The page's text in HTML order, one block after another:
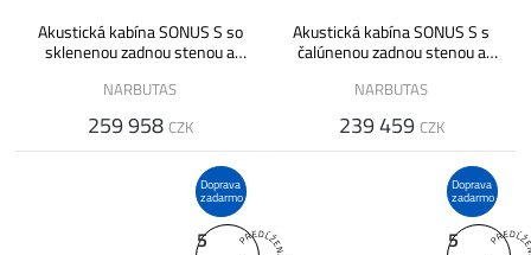
Akustická kabína SONUS S so
sklenenou zadnou stenou a
NARBUTAS
259 958 CZK
Akustická kabína SONUS S s
čalúnenou zadnou stenou a
NARBUTAS
239 459 CZK
Doprava
zadarmo
5
Doprava
zadarmo
5